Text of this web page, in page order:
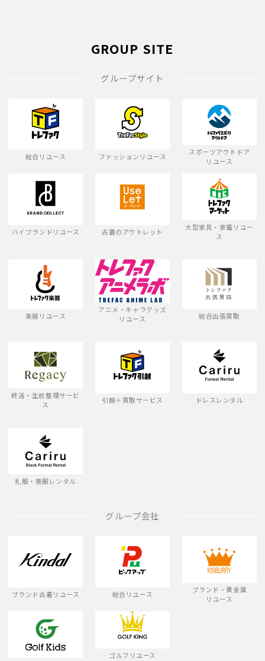
GROUP SITE
グループサイト
総合リユース ファッションリユース
スポーツアウトドア
リユース
ハイブランドリユース 古着のアウトレット
大型家具・家電リユー
ス
楽器リユース
アニメ・キャラグッズ
リユース
総合出張買取
終活・生前整理サービ
ス
引越＋買取サービス ドレスレンタル
礼服・喪服レンタル
グループ会社
ブランド古着リユース 総合リユース
ブランド・貴金属
リユース
ゴルフリユース